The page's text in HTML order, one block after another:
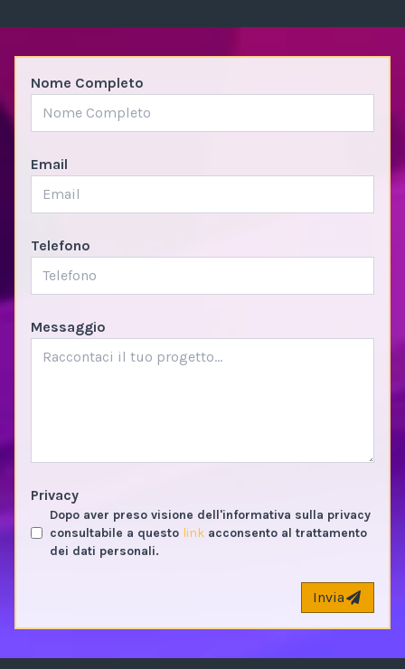
Nome Completo
Email
Telefono
Messaggio
Privacy
Dopo aver preso visione dell'informativa sulla privacy
consultabile a questo link acconsento al trattamento
dei dati personali.
Invia